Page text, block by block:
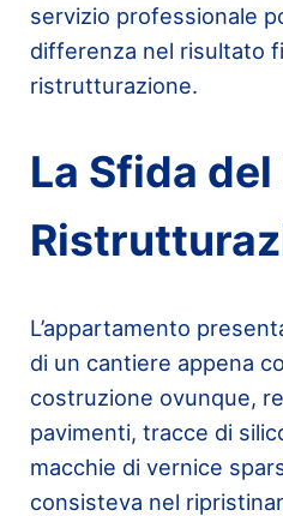
servizio professionale
differenza nel risultato
ristrutturazione.
La Sfida
L’appartamento
di un cantiere appena
costruzione ovunque,
pavimenti, tracce di
macchie di vernice
consisteva nel